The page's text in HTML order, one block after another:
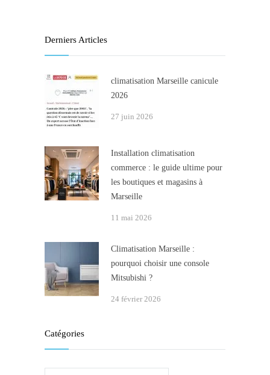
Derniers Articles
climatisation Marseille canicule
2026
27 juin 2026
Installation climatisation
commerce : le guide ultime pour
les boutiques et magasins à
Marseille
11 mai 2026
Climatisation Marseille :
pourquoi choisir une console
Mitsubishi ?
24 février 2026
Catégories